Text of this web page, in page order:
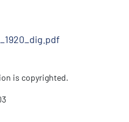
is copyrighted.